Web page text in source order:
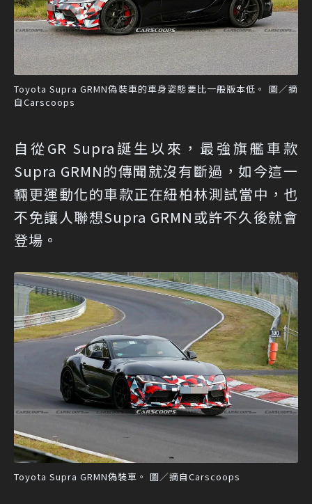
Toyota Supra GRMN偽裝車的車身姿態要比一般版本低。 圖／摘
自Carscoops
自從GR Supra誕生以來，最強旗艦車款
Supra GRMN的傳聞就沒有斷過，如今這一
輛更運動化的車款正在紐柏林測試當中，也
不免讓人聯想Supra GRMN或許不久後就會
登場。
Toyota Supra GRMN偽裝車。 圖／摘自Carscoops